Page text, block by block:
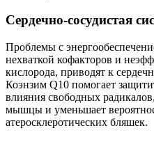
Сердечно-сосудистая
Проблемы с
нехваткой кофакторов и
кислорода, приводят к
Коэнзим Q10 помогает
влияния свободных
мышцы и уменьшает
атеросклеротических бляшек.